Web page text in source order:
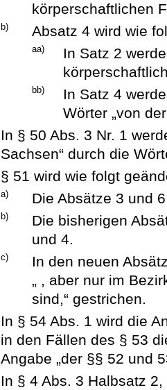
körperschaftlichen
b) Absatz 4 wird wie
aa)
In Satz 2
bb)
In Satz 4
Wörter „von
In § 50 Abs. 3 Nr. 1
Sachsen“ durch die
§ 51 wird wie folgt
a) Die Absätze 3 und
b)
Die bisherigen
und 4.
c)
In den neuen
„ , aber nur im
sind,“ gestrichen.
In § 54 Abs. 1 wird die
in den Fällen des § 53
Angabe „der §§ 52 und
In § 4 Abs. 3 Halbsatz